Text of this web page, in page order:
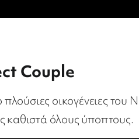
Couple
πλούσιες οικογένειες
καθιστά όλους ύποπτους.